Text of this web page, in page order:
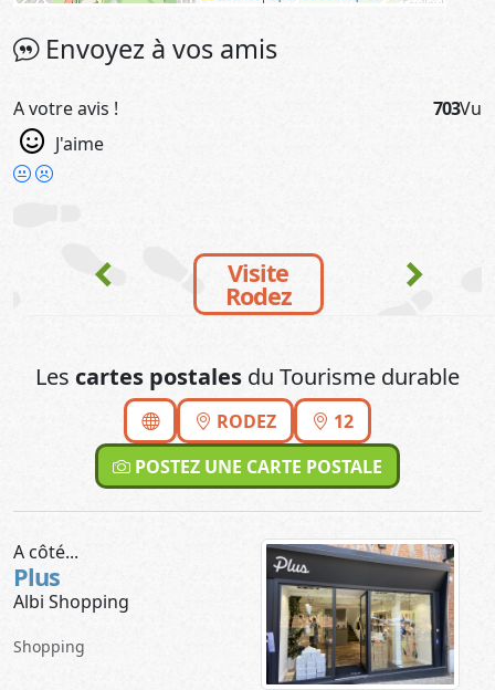
Envoyez à vos amis
A votre avis !
J'aime
703Vu
chevron_left Visite
Rodez chevron_right
Les cartes postales du Tourisme durable
RODEZ
12
POSTEZ UNE CARTE POSTALE
A côté...
Plus
Albi Shopping
Shopping